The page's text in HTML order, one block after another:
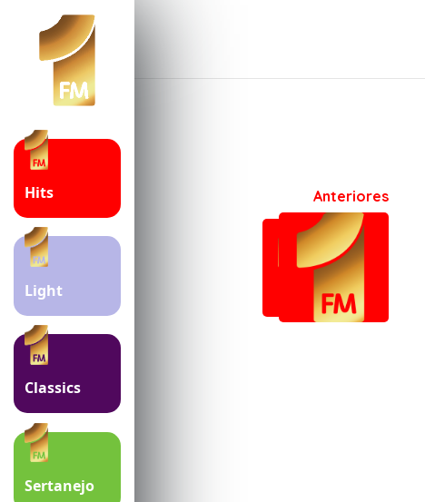
Hits
Light
Classics
Sertanejo
Anteriores